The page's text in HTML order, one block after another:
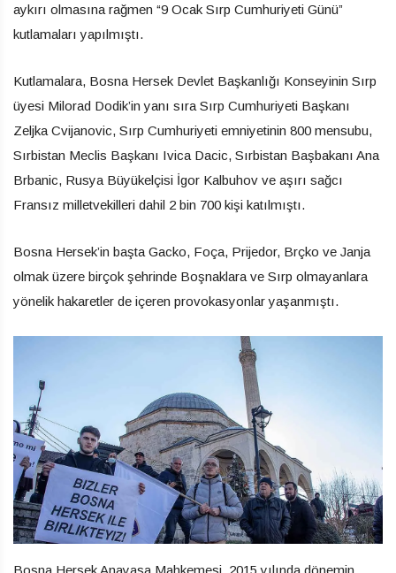
aykırı olmasına rağmen “9 Ocak Sırp Cumhuriyeti Günü”
kutlamaları yapılmıştı.
Kutlamalara, Bosna Hersek Devlet Başkanlığı Konseyinin Sırp
üyesi Milorad Dodik’in yanı sıra Sırp Cumhuriyeti Başkanı
Zeljka Cvijanovic, Sırp Cumhuriyeti emniyetinin 800 mensubu,
Sırbistan Meclis Başkanı Ivica Dacic, Sırbistan Başbakanı Ana
Brbanic, Rusya Büyükelçisi İgor Kalbuhov ve aşırı sağcı
Fransız milletvekilleri dahil 2 bin 700 kişi katılmıştı.
Bosna Hersek’in başta Gacko, Foça, Prijedor, Brçko ve Janja
olmak üzere birçok şehrinde Boşnaklara ve Sırp olmayanlara
yönelik hakaretler de içeren provokasyonlar yaşanmıştı.